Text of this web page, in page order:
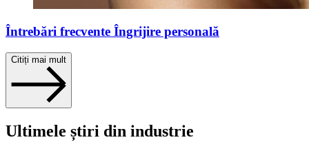
Întrebări frecvente Îngrijire personală
Citiți mai mult
Ultimele știri din industrie